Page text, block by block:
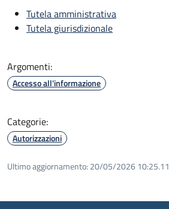
Tutela amministrativa
Tutela giurisdizionale
Argomenti:
Accesso all'informazione
Categorie:
Autorizzazioni
Ultimo aggiornamento: 20/05/2026 10:25.11